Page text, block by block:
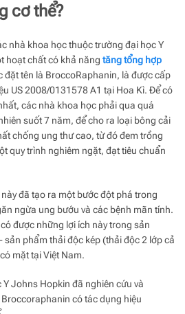
cơ thể?
nhà khoa học thuộc trường đại học Y
hoạt chất có khả năng tăng tổng hợp
đặt tên là BroccoRaphanin, là được cấp
US 2008/0131578 A1 tại Hoa Kì. Để có
các nhà khoa học phải qua quá
suốt 7 năm, để cho ra loại bông cải
chống ung thư cao, từ đó đem trồng
quy trình nghiêm ngặt, đạt tiêu chuẩn
đã tạo ra một bước đột phá trong
ngừa ung bướu và các bệnh mãn tính.
được những lợi ích này trong sản
sản phẩm thải độc kép (thải độc 2 lớp cả
mặt tại Việt Nam.